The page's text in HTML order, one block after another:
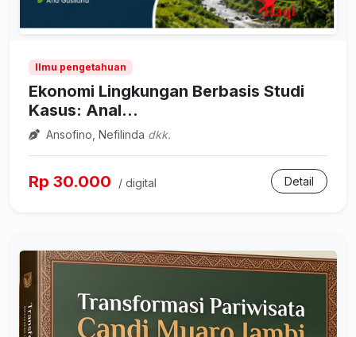
Ilmu pengetahuan
Ekonomi Lingkungan Berbasis Studi
Kasus: Anal...
Ansofino, Nefilinda dkk.
Rp 30.000 / digital Detail